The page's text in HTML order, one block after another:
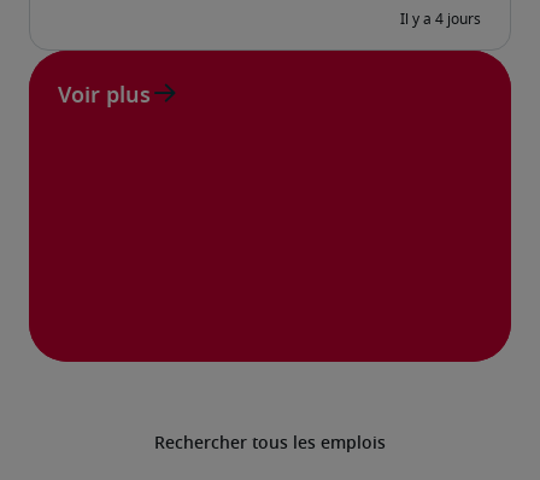
Rechercher tous les emplois
Voir plus